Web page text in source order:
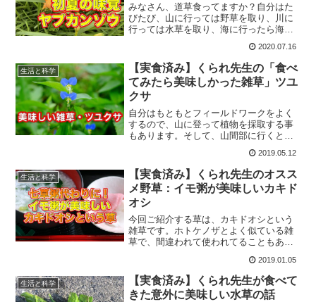
みなさん、道草食ってますか？自分はた
びたび、山に行っては野草を取り、川に
行っては水草を取り、海に行ったら海パ
た。今回は野草グルメとして初夏の山菜
として非常に美味しい「ヤブカンゾウ」
をご紹介します。
2020.07.16
生活と科学
【実食済み】くられ先生の「食べ
てみたら美味しかった雑草」ツユ
クサ
自分はもともとフィールドワークをよく
するので、山に登って植物を採取する事
もあります。そして、山間部に行くと良
く見かける、ポピュラーな雑草にツユク
サがあるのですが、これが実は食べられ
るという話。ツユクサは美味しい雑草で
す。
2019.05.12
生活と科学
【実食済み】くられ先生のオスス
メ野草：イモ粥が美味しいカキド
オシ
今回ご紹介する草は、カキドオシという
雑草です。ホトケノザとよく似ている雑
草で、間違われて使われてることもあり
い・・どころか、この草、ホノケノザよ
り香り高くけっこう美味しいのです。特
にイモ粥にする美味しい。
2019.01.05
生活と科学
【実食済み】くられ先生が食べて
きた意外に美味しい水草の話